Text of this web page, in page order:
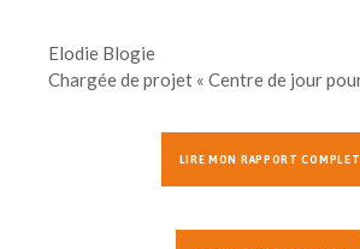
Elodie Blogie
Chargée de projet « Centre de jour
LIRE MON RAPPORT COMPLET